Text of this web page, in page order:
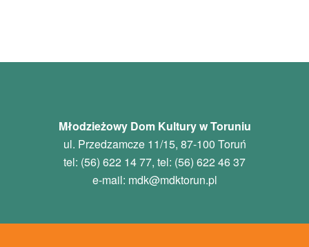
Młodzieżowy Dom Kultury w Toruniu
ul. Przedzamcze 11/15, 87-100 Toruń
tel: (56) 622 14 77, tel: (56) 622 46 37
e-mail: mdk@mdktorun.pl